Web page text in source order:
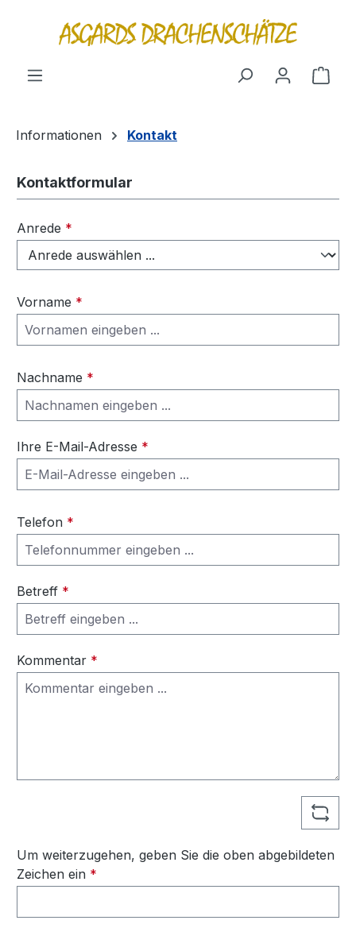
springen
Informationen Kontakt
Kontaktformular
Anrede *
Vorname *
Nachname *
Ihre E-Mail-Adresse *
Telefon *
Betreff *
Kommentar *
Um weiterzugehen, geben Sie die oben abgebildeten
Zeichen ein *